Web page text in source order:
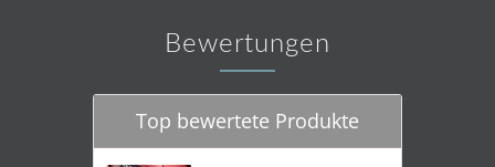
Bewertungen
Top bewertete Produkte